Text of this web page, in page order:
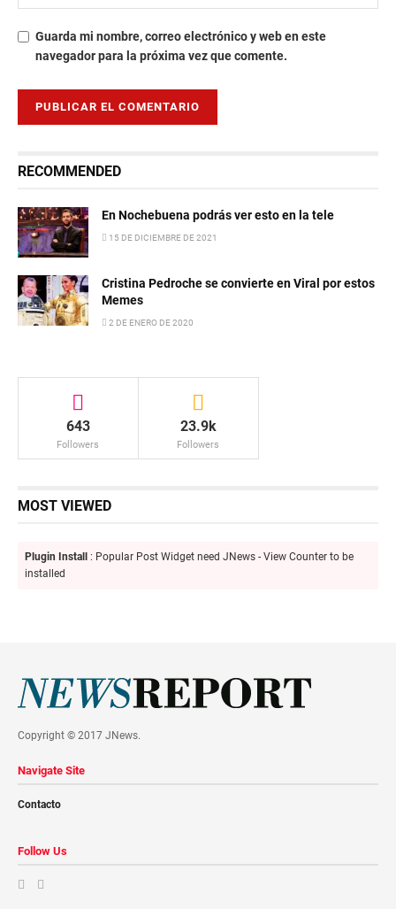
Guarda mi nombre, correo electrónico y web en este
navegador para la próxima vez que comente.
RECOMMENDED
En Nochebuena podrás ver esto en la tele
15 DE DICIEMBRE DE 2021
Cristina Pedroche se convierte en Viral por estos
Memes
2 DE ENERO DE 2020
643
Followers
23.9k
Followers
MOST VIEWED
Plugin Install
: Popular Post Widget need JNews - View Counter to be
installed
Copyright © 2017 JNews.
Navigate Site
Contacto
Follow Us